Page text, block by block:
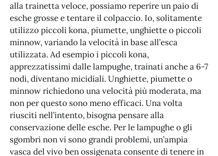
alla trainetta veloce, possiamo reperire un paio di
esche grosse e tentare il colpaccio. Io, solitamente
utilizzo piccoli kona, piumette, unghiette o piccoli
minnow, variando la velocità in base all’esca
utilizzata. Ad esempio i piccoli kona,
apprezzatissimi dalle lampughe, trainati anche a 6-7
nodi, diventano micidiali. Unghiette, piumette o
minnow richiedono una velocità più moderata, ma
non per questo sono meno efficaci. Una volta
riusciti nell’intento, bisogna pensare alla
conservazione delle esche. Per le lampughe o gli
sgombri non vi sono grandi problemi, un’ampia
vasca del vivo ben ossigenata consente di tenere in